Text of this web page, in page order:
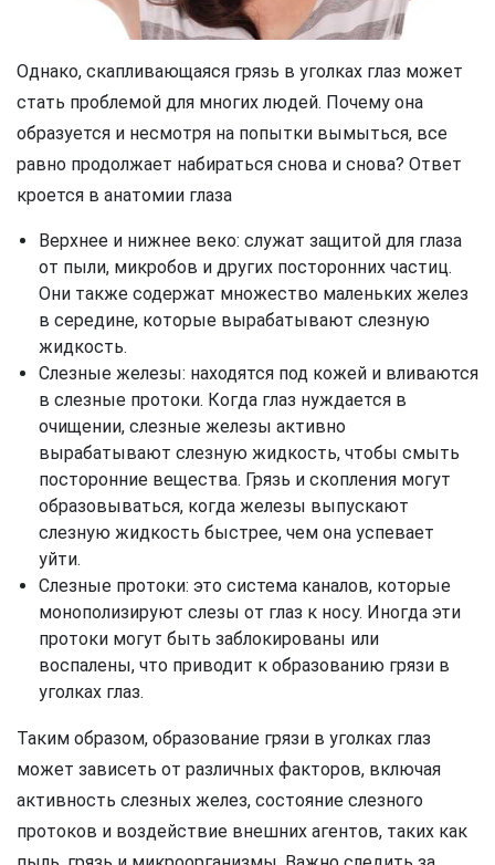
Однако, скапливающаяся грязь в уголках глаз может
стать проблемой для многих людей. Почему она
образуется и несмотря на попытки вымыться, все
равно продолжает набираться снова и снова? Ответ
кроется в анатомии глаза
Верхнее и нижнее веко: служат защитой для глаза
от пыли, микробов и других посторонних частиц.
Они также содержат множество маленьких желез
в середине, которые вырабатывают слезную
жидкость.
Слезные железы: находятся под кожей и вливаются
в слезные протоки. Когда глаз нуждается в
очищении, слезные железы активно
вырабатывают слезную жидкость, чтобы смыть
посторонние вещества. Грязь и скопления могут
образовываться, когда железы выпускают
слезную жидкость быстрее, чем она успевает
уйти.
Слезные протоки: это система каналов, которые
монополизируют слезы от глаз к носу. Иногда эти
протоки могут быть заблокированы или
воспалены, что приводит к образованию грязи в
уголках глаз.
Таким образом, образование грязи в уголках глаз
может зависеть от различных факторов, включая
активность слезных желез, состояние слезного
протоков и воздействие внешних агентов, таких как